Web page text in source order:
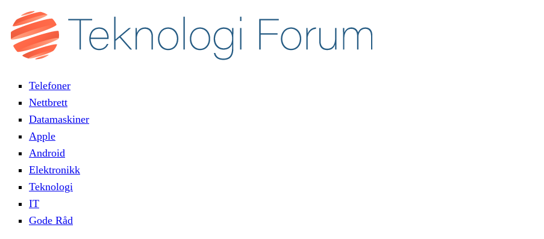
Telefoner
Nettbrett
Datamaskiner
Apple
Android
Elektronikk
Teknologi
IT
Gode Råd